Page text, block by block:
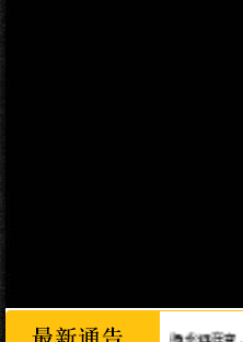
诚信为本，市场永远在变，